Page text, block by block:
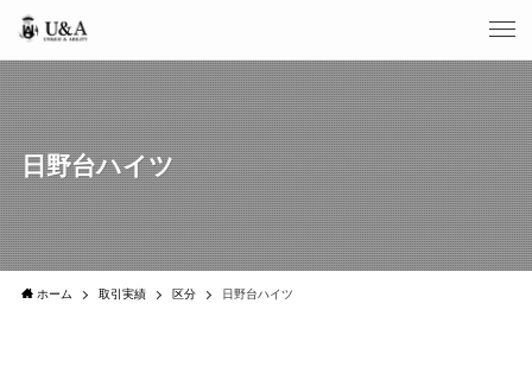
日野台ハイツ
ホーム 取引実績 区分 日野台ハイツ